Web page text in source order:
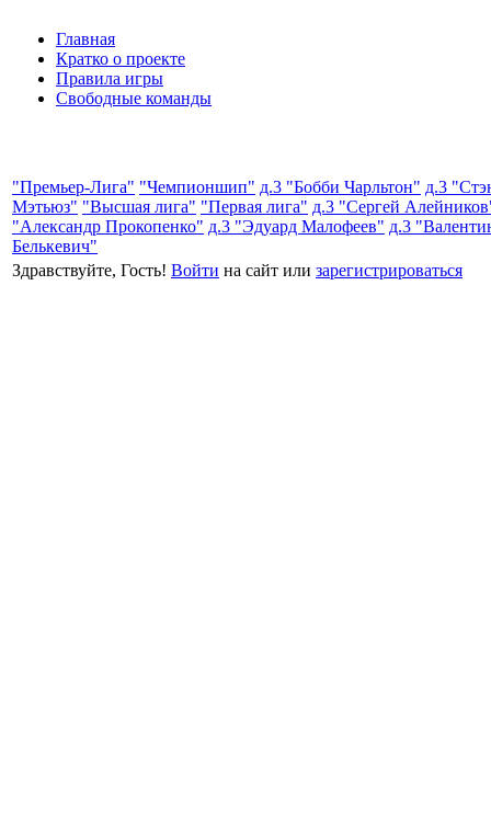
Главная
Кратко о проекте
Правила игры
Свободные команды
"Премьер-Лига" "Чемпионшип" д.3 "Бобби Чарльтон" д.3
Мэтьюз" "Высшая лига" "Первая лига" д.3 "Сергей
"Александр Прокопенко" д.3 "Эдуард Малофеев" д.3
Белькевич"
Здравствуйте, Гость! Войти на сайт или зарегистрироваться